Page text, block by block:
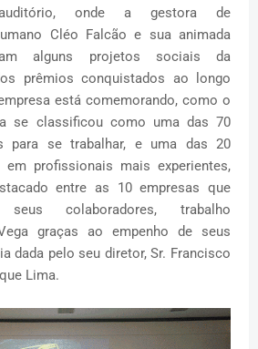
onde a gestora de
Cléo Falcão e sua animada
alguns projetos sociais da
prêmios conquistados ao longo
está comemorando, como o
se classificou como uma das 70
para se trabalhar, e uma das 20
em profissionais mais experientes,
entre as 10 empresas que
colaboradores, trabalho
graças ao empenho de seus
dada pelo seu diretor, Sr. Francisco
Lima.